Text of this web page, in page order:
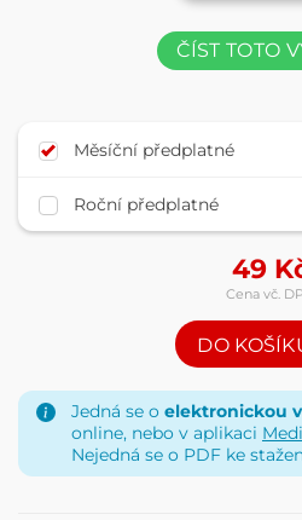
ČÍST TOTO
Měsíční předplatné
Roční předplatné
49
Cena vč.
DO
Jedná se o elektronickou
online, nebo v aplikaci
Nejedná se o PDF ke